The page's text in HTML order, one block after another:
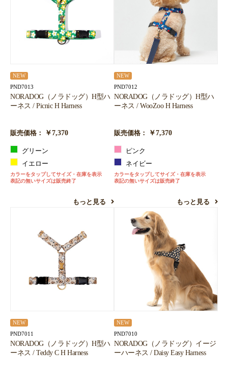
NEW
PND7013
NORADOG（ノラドッグ）H型ハ
ーネス / Picnic H Harness
販売価格： ￥7,370
グリーン
イエロー
カラーをタップしてサイズ・在庫を表示
表記の無いサイズは販売終了
もっと見る
NEW
PND7012
NORADOG（ノラドッグ）H型ハ
ーネス / WooZoo H Harness
販売価格： ￥7,370
ピンク
ネイビー
カラーをタップしてサイズ・在庫を表示
表記の無いサイズは販売終了
もっと見る
NEW
PND7011
NORADOG（ノラドッグ）H型ハ
ーネス / Teddy C H Harness
NEW
PND7010
NORADOG（ノラドッグ）イージ
ーハーネス / Daisy Easy Harness